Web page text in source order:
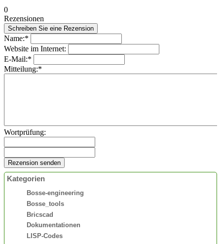
0
Rezensionen
Name:*
Website im Internet:
E-Mail:*
Mitteilung:*
Wortprüfung:
Kategorien
Bosse-engineering
Bosse_tools
Bricscad
Dokumentationen
LISP-Codes